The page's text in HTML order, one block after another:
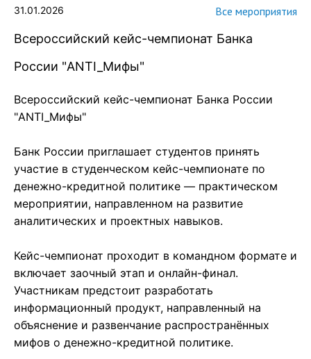
31.01.2026 Все мероприятия
Всероссийский кейс-чемпионат Банка
России "ANTI_Мифы"
Всероссийский кейс-чемпионат Банка России
"ANTI_Мифы"
Банк России приглашает студентов принять
участие в студенческом кейс-чемпионате по
денежно-кредитной политике — практическом
мероприятии, направленном на развитие
аналитических и проектных навыков.
Кейс-чемпионат проходит в командном формате и
включает заочный этап и онлайн-финал.
Участникам предстоит разработать
информационный продукт, направленный на
объяснение и развенчание распространённых
мифов о денежно-кредитной политике.